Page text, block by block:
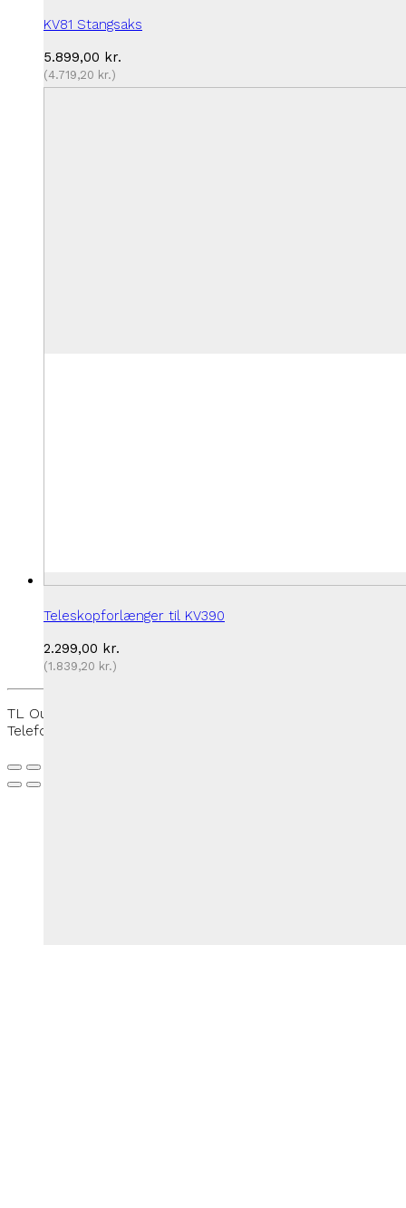
KV81 Stangsaks
5.899,00 kr.
(4.719,20 kr.)
Teleskopforlænger til KV390
2.299,00 kr.
(1.839,20 kr.)
TL Outdoor - Rantzausmindevej 109, 5700 Svendborg -
Telefon: